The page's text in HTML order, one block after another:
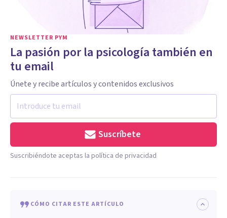
NEWSLETTER PYM
La pasión por la psicología también en
tu email
Únete y recibe artículos y contenidos exclusivos
Suscríbete
Suscribiéndote aceptas la política de privacidad
CÓMO CITAR ESTE ARTÍCULO